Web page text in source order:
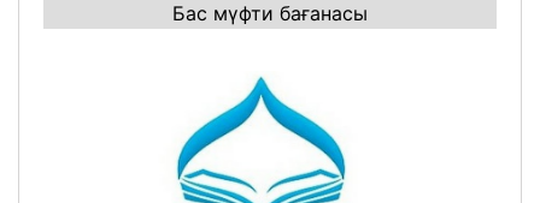
Бас мүфти бағанасы